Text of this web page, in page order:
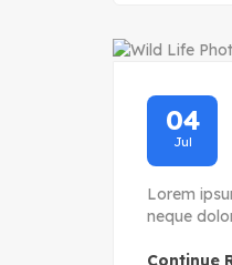
04
Jul
Lorem
neque
Continue